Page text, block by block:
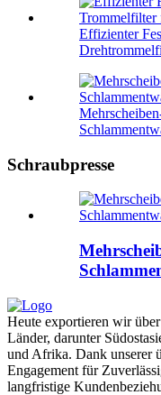
Effizienter
Schraubpresse
Heute exportieren wir
Länder, darunter
und Afrika. Dank unserer
Engagement für
langfristige